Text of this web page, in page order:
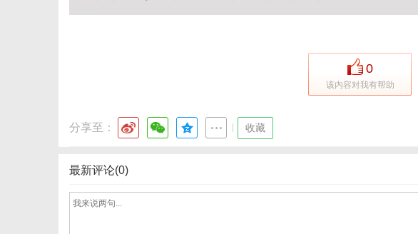
0
该内容对我有帮助
分享至： 收藏
最新评论(0)